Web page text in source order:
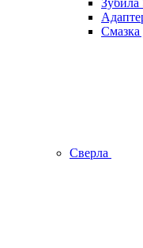
Смазка
Сверла